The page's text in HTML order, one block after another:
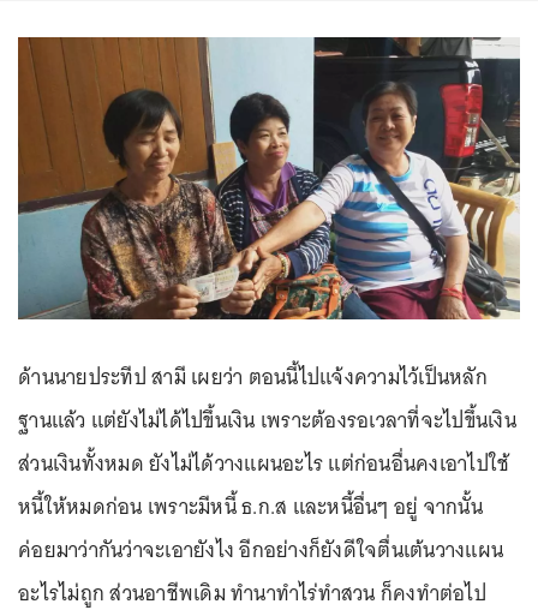
ด้านนายประทีป สามี เผยว่า ตอนนี้ไปแจ้งความไว้เป็นหลัก
ฐานแล้ว แต่ยังไม่ได้ไปขึ้นเงิน เพราะต้องรอเวลาที่จะไปขึ้นเงิน
ส่วนเงินทั้งหมด ยังไม่ได้วางแผนอะไร แต่ก่อนอื่นคงเอาไปใช้
หนี้ให้หมดก่อน เพราะมีหนี้ ธ.ก.ส และหนี้อื่นๆ อยู่ จากนั้น
ค่อยมาว่ากันว่าจะเอายังไง อีกอย่างก็ยังดีใจตื่นเต้นวางแผน
อะไรไม่ถูก ส่วนอาชีพเดิม ทำนาทำไร่ทำสวน ก็คงทำต่อไป